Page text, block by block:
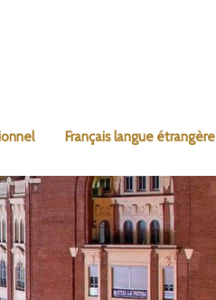
Français langue étrangère